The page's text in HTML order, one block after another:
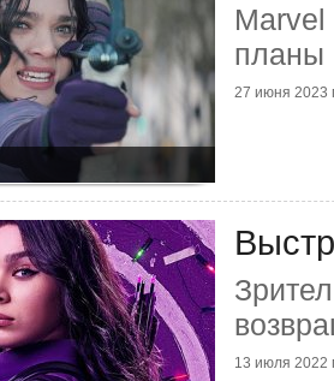
Marvel
планы
27 июня 2023
13 июля 2022